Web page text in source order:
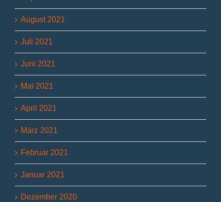
August 2021
Juli 2021
Juni 2021
Mai 2021
April 2021
März 2021
Februar 2021
Januar 2021
Dezember 2020